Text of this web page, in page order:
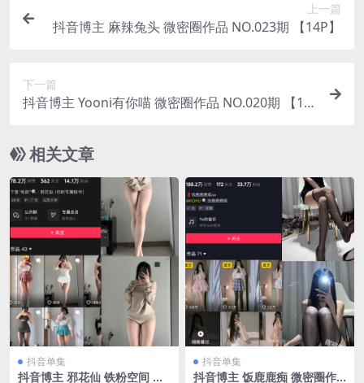
上一篇
抖音博主 麻辣兔头 微密圈作品 NO.023期 【14P】
下一篇
抖音博主 Yooni有你喵 微密圈作品 NO.020期 【11
相关文章
抖音单集
抖音博主 邪花仙 铁粉空间 N
抖音单集
抖音博主 饭鹿鹿痴 微密圈作